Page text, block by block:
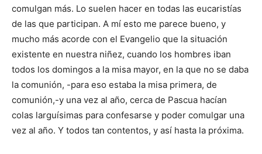
comulgan más. Lo suelen hacer en todas las eucaristías
de las que participan. A mí esto me parece bueno, y
mucho más acorde con el Evangelio que la situación
existente en nuestra niñez, cuando los hombres iban
todos los domingos a la misa mayor, en la que no se daba
la comunión, -para eso estaba la misa primera, de
comunión,-y una vez al año, cerca de Pascua hacían
colas larguísimas para confesarse y poder comulgar una
vez al año. Y todos tan contentos, y así hasta la próxima.